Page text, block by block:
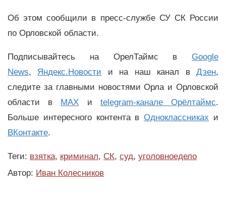
Об этом сообщили в пресс-службе СУ СК России
по Орловской области.
Подписывайтесь на ОрелТаймс в Google
News, Яндекс.Новости и на наш канал вДзен,
следите за главными новостями Орла и Орловской
области в MAX и telegram-канале Орёлтаймс.
Больше интересного контента вОдноклассниках и
ВКонтакте.
Теги: взятка, криминал, СК, суд, уголовноедело
Автор: Иван Колесников